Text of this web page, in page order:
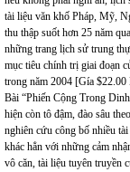
tài liệu văn khố Pháp, Mỹ,
thu thập suốt hơn 25 năm
những trang lịch sử trung
mục tiêu chính trị giai đoạn
trong năm 2004 [Gía
Bài “Phiến Cộng Trong
hiện còn tô đậm, đào sâu
nghiên cứu công bố nhiều
khác hẳn với những cảm
vô căn, tài liệu tuyên truyền